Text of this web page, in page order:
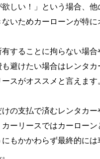
欲しい！」という場合、他
いためカーローンが特に
することに拘らない場合
避けたい場合はレンタカ
スがオススメと言えます
の支払で済むレンタカー
カーリースではカーロー
もかかわらず最終的には